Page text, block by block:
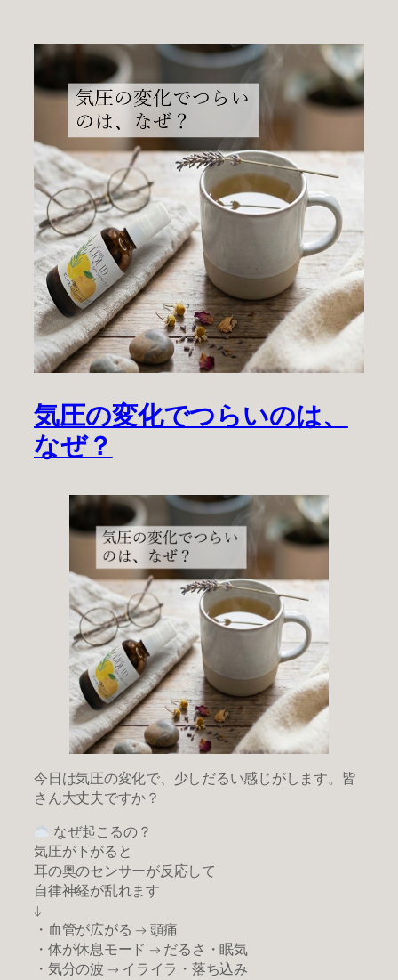
気圧の変化でつらいのは、
なぜ？
今日は気圧の変化で、少しだるい感じがします。皆
さん大丈夫ですか？
なぜ起こるの？
気圧が下がると
耳の奥のセンサーが反応して
自律神経が乱れます
↓
・血管が広がる → 頭痛
・体が休息モード → だるさ・眠気
・気分の波 → イライラ・落ち込み